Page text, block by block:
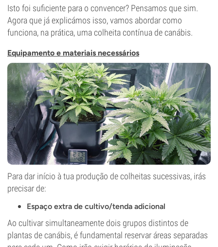
Isto foi suficiente para o convencer? Pensamos que sim.
Agora que já explicámos isso, vamos abordar como
funciona, na prática, uma colheita contínua de canábis.
Equipamento e materiais necessários
Para dar início à tua produção de colheitas sucessivas, irás
precisar de:
Espaço extra de cultivo/tenda adicional
Ao cultivar simultaneamente dois grupos distintos de
plantas de canábis, é fundamental reservar áreas separadas